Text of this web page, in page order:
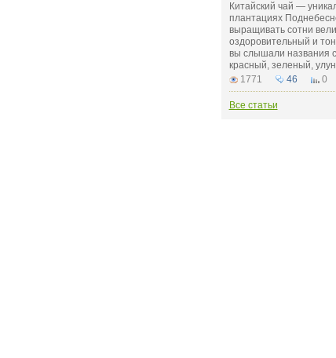
Китайский чай —
плантациях
выращивать сотни
оздоровительный и
вы слышали названия
красный, зеленый,
1771
46 0
Все статьи